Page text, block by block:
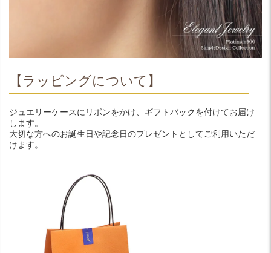
【ラッピングについて】
ジュエリーケースにリボンをかけ、ギフトバックを付けてお届け
します。
大切な方へのお誕生日や記念日のプレゼントとしてご利用いただ
けます。